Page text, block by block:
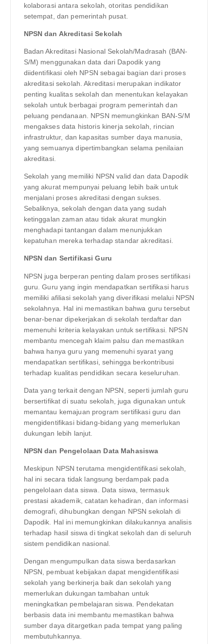
kolaborasi antara sekolah, otoritas pendidikan
setempat, dan pemerintah pusat.
NPSN dan Akreditasi Sekolah
Badan Akreditasi Nasional Sekolah/Madrasah (BAN-
S/M) menggunakan data dari Dapodik yang
diidentifikasi oleh NPSN sebagai bagian dari proses
akreditasi sekolah. Akreditasi merupakan indikator
penting kualitas sekolah dan menentukan kelayakan
sekolah untuk berbagai program pemerintah dan
peluang pendanaan. NPSN memungkinkan BAN-S/M
mengakses data historis kinerja sekolah, rincian
infrastruktur, dan kapasitas sumber daya manusia,
yang semuanya dipertimbangkan selama penilaian
akreditasi.
Sekolah yang memiliki NPSN valid dan data Dapodik
yang akurat mempunyai peluang lebih baik untuk
menjalani proses akreditasi dengan sukses.
Sebaliknya, sekolah dengan data yang sudah
ketinggalan zaman atau tidak akurat mungkin
menghadapi tantangan dalam menunjukkan
kepatuhan mereka terhadap standar akreditasi.
NPSN dan Sertifikasi Guru
NPSN juga berperan penting dalam proses sertifikasi
guru. Guru yang ingin mendapatkan sertifikasi harus
memiliki afiliasi sekolah yang diverifikasi melalui NPSN
sekolahnya. Hal ini memastikan bahwa guru tersebut
benar-benar dipekerjakan di sekolah terdaftar dan
memenuhi kriteria kelayakan untuk sertifikasi. NPSN
membantu mencegah klaim palsu dan memastikan
bahwa hanya guru yang memenuhi syarat yang
mendapatkan sertifikasi, sehingga berkontribusi
terhadap kualitas pendidikan secara keseluruhan.
Data yang terkait dengan NPSN, seperti jumlah guru
bersertifikat di suatu sekolah, juga digunakan untuk
memantau kemajuan program sertifikasi guru dan
mengidentifikasi bidang-bidang yang memerlukan
dukungan lebih lanjut.
NPSN dan Pengelolaan Data Mahasiswa
Meskipun NPSN terutama mengidentifikasi sekolah,
hal ini secara tidak langsung berdampak pada
pengelolaan data siswa. Data siswa, termasuk
prestasi akademik, catatan kehadiran, dan informasi
demografi, dihubungkan dengan NPSN sekolah di
Dapodik. Hal ini memungkinkan dilakukannya analisis
terhadap hasil siswa di tingkat sekolah dan di seluruh
sistem pendidikan nasional.
Dengan mengumpulkan data siswa berdasarkan
NPSN, pembuat kebijakan dapat mengidentifikasi
sekolah yang berkinerja baik dan sekolah yang
memerlukan dukungan tambahan untuk
meningkatkan pembelajaran siswa. Pendekatan
berbasis data ini membantu memastikan bahwa
sumber daya ditargetkan pada tempat yang paling
membutuhkannya.